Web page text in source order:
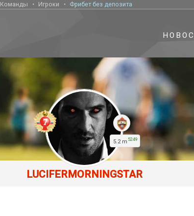
Команды Игроки Фрибет без депозита
5.2 m 5249
LUCIFERMORNINGSTAR